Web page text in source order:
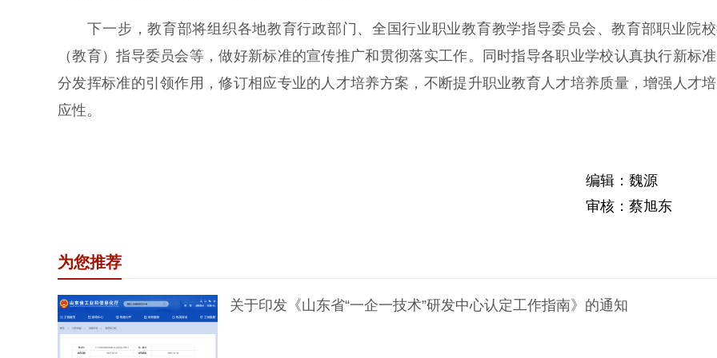
下一步，教育部将组织各地教育行政部门、全国行业职业教育教学指导委员会、教育部职业院
（教育）指导委员会等，做好新标准的宣传推广和贯彻落实工作。同时指导各职业学校认真执行新标
分发挥标准的引领作用，修订相应专业的人才培养方案，不断提升职业教育人才培养质量，增强人才
应性。
编辑：魏源
审核：蔡旭东
为您推荐
关于印发《山东省“一企一技术”研发中心认定工作指南》的通知